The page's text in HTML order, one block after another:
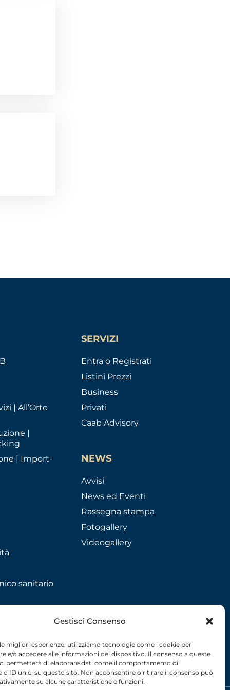
Gestisci Consenso
migliori esperienze, utilizziamo tecnologie come i cookie per
e/o accedere alle informazioni del dispositivo. Il consenso a queste
permetterà di elaborare dati come il comportamento di
o ID unici su questo sito. Non acconsentire o ritirare il consenso può
su alcune caratteristiche e funzioni.
| All’Orto
|
| Import-
sanitario
SERVIZI
Entra o Registrati
Listini Prezzi
Business
Privati
Caab Advisory
NEWS
Avvisi
News ed Eventi
Rassegna stampa
Fotogallery
Videogallery